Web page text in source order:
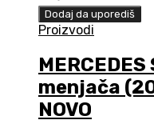
Dodaj da uporediš
Proizvodi
menjača
NOVO